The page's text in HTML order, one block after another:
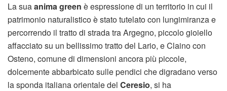
La suaanima green è espressione di un territorio in cui il
patrimonio naturalistico è stato tutelato con lungimiranza e
percorrendo il tratto di strada tra Argegno, piccolo gioiello
affacciato su un bellissimo tratto del Lario, e Claino con
Osteno, comune di dimensioni ancora più piccole,
dolcemente abbarbicato sulle pendici che digradano verso
la sponda italiana orientale del Ceresio, si ha